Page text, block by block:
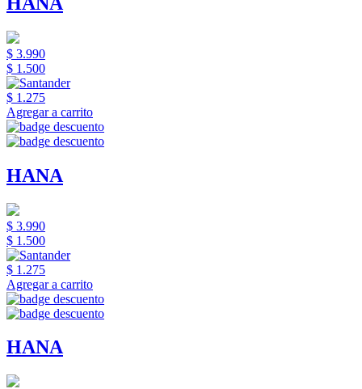
$ 3.990
$ 1.500
$ 1.275
Agregar a carrito
HANA
$ 3.990
$ 1.500
$ 1.275
Agregar a carrito
HANA